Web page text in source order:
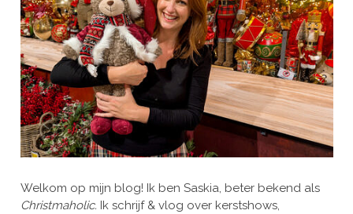
Welkom op mijn blog! Ik ben Saskia, beter bekend als
Christmaholic. Ik schrijf & vlog over kerstshows,